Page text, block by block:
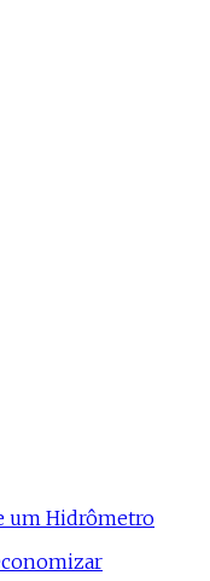
um Hidrômetro